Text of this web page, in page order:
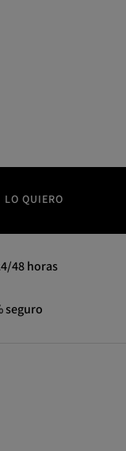
LO QUIERO
48 horas
seguro